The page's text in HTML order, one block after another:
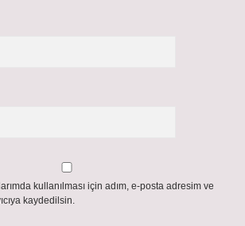
kullanılması için adım, e-posta adresim ve
kaydedilsin.